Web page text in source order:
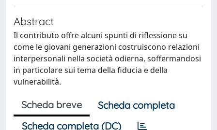
Abstract
Il contributo offre alcuni spunti di riflessione su
come le giovani generazioni costruiscono relazioni
interpersonali nella società odierna, soffermandosi
in particolare sui tema della fiducia e della
vulnerabilità.
Scheda breve
Scheda completa
Scheda completa (DC)